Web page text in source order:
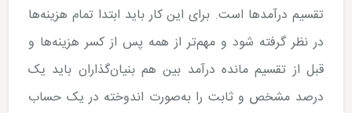
تقسیم درآمدها است. برای این کار باید ابتدا تمام هزینه‌ها
در نظر گرفته شود و مهم‌تر از همه پس از کسر هزینه‌ها و
قبل از تقسیم مانده درآمد بین هم بنیان‌گذاران باید یک
درصد مشخص و ثابت را به‌صورت اندوخته در یک حساب